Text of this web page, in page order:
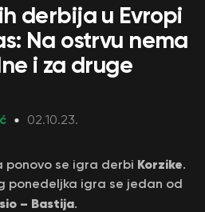
derbija u Evropi
Na ostrvu nema
i za druge
02.10.23.
ponovo se igra derbi Korzike.
ponedeljka igra se jedan od
– Bastija.